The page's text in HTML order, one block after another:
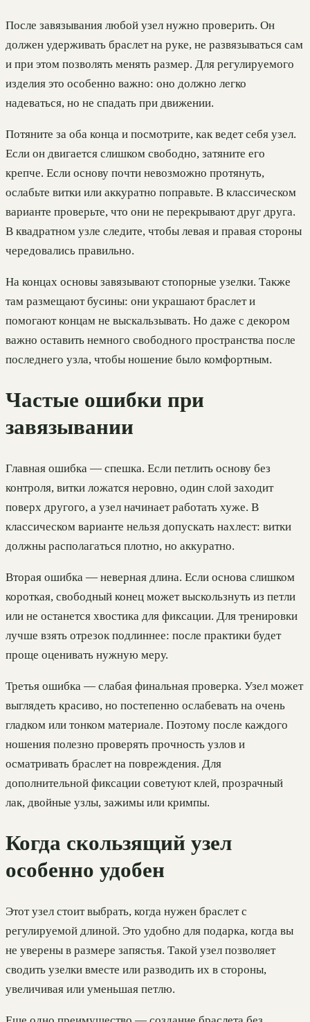
После завязывания любой узел нужно проверить. Он
должен удерживать браслет на руке, не развязываться сам
и при этом позволять менять размер. Для регулируемого
изделия это особенно важно: оно должно легко
надеваться, но не спадать при движении.
Потяните за оба конца и посмотрите, как ведет себя узел.
Если он двигается слишком свободно, затяните его
крепче. Если основу почти невозможно протянуть,
ослабьте витки или аккуратно поправьте. В классическом
варианте проверьте, что они не перекрывают друг друга.
В квадратном узле следите, чтобы левая и правая стороны
чередовались правильно.
На концах основы завязывают стопорные узелки. Также
там размещают бусины: они украшают браслет и
помогают концам не выскальзывать. Но даже с декором
важно оставить немного свободного пространства после
последнего узла, чтобы ношение было комфортным.
Частые ошибки при
завязывании
Главная ошибка — спешка. Если петлить основу без
контроля, витки ложатся неровно, один слой заходит
поверх другого, а узел начинает работать хуже. В
классическом варианте нельзя допускать нахлест: витки
должны располагаться плотно, но аккуратно.
Вторая ошибка — неверная длина. Если основа слишком
короткая, свободный конец может выскользнуть из петли
или не останется хвостика для фиксации. Для тренировки
лучше взять отрезок подлиннее: после практики будет
проще оценивать нужную меру.
Третья ошибка — слабая финальная проверка. Узел может
выглядеть красиво, но постепенно ослабевать на очень
гладком или тонком материале. Поэтому после каждого
ношения полезно проверять прочность узлов и
осматривать браслет на повреждения. Для
дополнительной фиксации советуют клей, прозрачный
лак, двойные узлы, зажимы или кримпы.
Когда скользящий узел
особенно удобен
Этот узел стоит выбрать, когда нужен браслет с
регулируемой длиной. Это удобно для подарка, когда вы
не уверены в размере запястья. Такой узел позволяет
сводить узелки вместе или разводить их в стороны,
увеличивая или уменьшая петлю.